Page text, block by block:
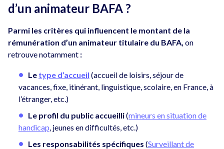
d’un animateur BAFA ?
Parmi les critères qui influencent le montant de la
rémunération d’un animateur titulaire du BAFA, on
retrouve notamment :
Le type d’accueil (accueil de loisirs, séjour de
vacances, fixe, itinérant, linguistique, scolaire, en France, à
l’étranger, etc.)
Le profil du public accueilli(mineurs en situation de
handicap, jeunes en difficultés, etc.)
Les responsabilités spécifiques (Surveillant de